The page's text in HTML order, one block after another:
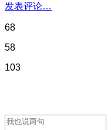
发表评论…
68
58
103